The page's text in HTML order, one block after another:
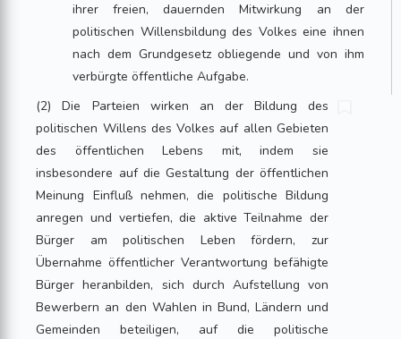
ihrer freien, dauernden Mitwirkung an der
politischen Willensbildung des Volkes eine ihnen
nach dem Grundgesetz obliegende und von ihm
verbürgte öffentliche Aufgabe.
(2) Die Parteien wirken an der Bildung des
politischen Willens des Volkes auf allen Gebieten
des öffentlichen Lebens mit, indem sie
insbesondere auf die Gestaltung der öffentlichen
Meinung Einfluß nehmen, die politische Bildung
anregen und vertiefen, die aktive Teilnahme der
Bürger am politischen Leben fördern, zur
Übernahme öffentlicher Verantwortung befähigte
Bürger heranbilden, sich durch Aufstellung von
Bewerbern an den Wahlen in Bund, Ländern und
Gemeinden beteiligen, auf die politische